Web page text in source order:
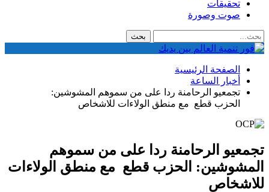
تحقيقات
صوت وصورة
الصفحة الرئيسية
أخبار الساعة
تجمعيو الرحامنة ردا على من سموهم المشوشين:
الحزب قطع مع منطق الولاءات للاشخاص
تجمعيو الرحامنة ردا على من سموهم
المشوشين: الحزب قطع مع منطق الولاءات
للاشخاص